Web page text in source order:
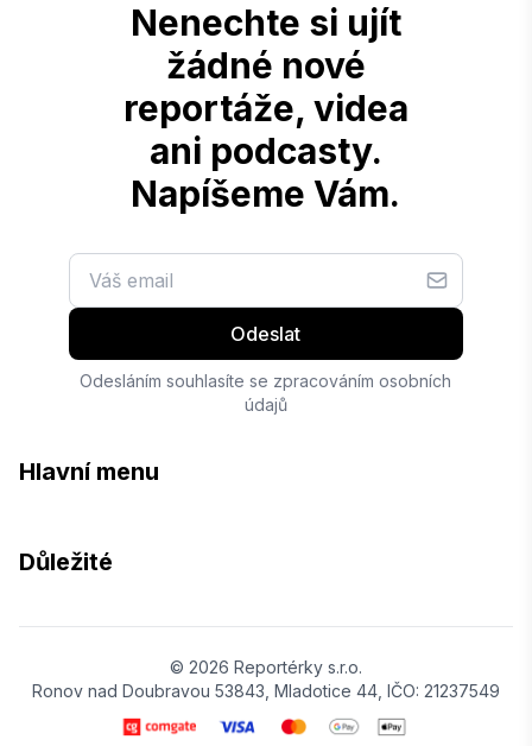
Nenechte si ujít
žádné nové
reportáže, videa
ani podcasty.
Napíšeme Vám.
Odeslat
Odesláním souhlasíte se zpracováním osobních
údajů
Hlavní menu
Důležité
© 2026 Reportérky s.r.o.
Ronov nad Doubravou 53843, Mladotice 44, IČO: 21237549